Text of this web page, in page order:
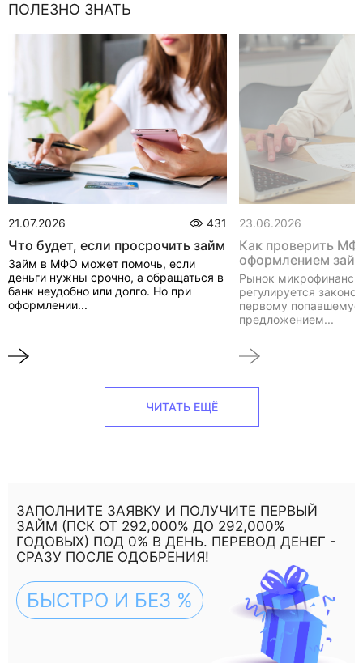
ПОЛЕЗНО ЗНАТЬ
21.07.2026 431
Что будет, если просрочить займ
Займ в МФО может помочь, если
деньги нужны срочно, а обращаться в
банк неудобно или долго. Но при
оформлении...
23.06.2026
Как проверить
оформлением
Рынок
регулируется
первому
предложением...
ЧИТАТЬ ЕЩЁ
ЗАПОЛНИТЕ ЗАЯВКУ И ПОЛУЧИТЕ ПЕРВЫЙ
ЗАЙМ (ПСК ОТ 292,000% ДО 292,000%
ГОДОВЫХ) ПОД 0% В ДЕНЬ. ПЕРЕВОД ДЕНЕГ -
СРАЗУ ПОСЛЕ ОДОБРЕНИЯ!
БЫСТРО И БЕЗ %